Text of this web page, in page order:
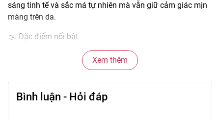
sáng tinh tế và sắc má tự nhiên mà vẫn giữ cảm giác mịn
màng trên da.
🌫️ Đặc điểm nổi bật
• Chất phấn siêu mịn, dễ tán đều trên da mà không bị vón
• 6 ô màu được phối hợp hài hòa, dễ điều chỉnh cho nhiều
kiểu makeup.
• Tông màu nhẹ nhàng phù hợp phong cách trang điểm tự
Xem thêm
Bình luận - Hỏi đáp